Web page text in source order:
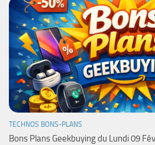
TECHNOS BONS-PLANS
Bons Plans Geekbuying du Lundi 09